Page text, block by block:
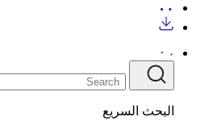
البحث السريع